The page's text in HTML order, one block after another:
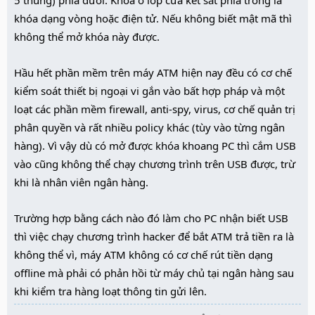
1/ Mò lỗ nào cắm USB vô cây POS ATM, lỗ nào khớp là chuẩn.
2/ Autorun hoặc exploit autorun sẽ tự setup connection 3G đã
thiết lập sẵn, cấu hình máy yếu nên mất từ 2,30 phút đến 4 phút.
backdoor nhỏ sẽ gọi lên host lấy full files backdoor về.
4/ Con small virus sẽ close firewall, con backdoor chính sau khi
lấy về qua internet 3G sẽ được cài đặt và gửi active connection
về host server
5/ Host server nhận tín hiệu OK, report ...
6/ Con backdoor chính sẽ inject và 1 session bất kỳ nào đang
chạy hoặc sẽ tự remove login password.
7/ Sau khi chiếm quyền thành công 1 cây POS ... sẽ bắt đầu
8/ Scan xong sẽ ra 1 bầy windows XP ... thử từng cái exploit
Netapi hay Spools để exploit các cây còn lại ...
9/ Nếu thích sniff thông qua remote của Backdoor , bạn có thể gửi
kèm các phần mềm sniff , ... nên tránh giờ hành chính ra ... vì
bạn sẽ không muốn người đi rút tiền thấy bạn đang chơi game xếp
bài trên cây ATM.
10/ sau khi chiếm thành công toàn bộ cây ATM, bạn có thể thiết
khóa dạng vòng hoặc điện tử. Nếu không biết mật mã thì
không thể mở khóa này được.
Hầu hết phần mềm trên máy ATM hiện nay đều có cơ chế
kiểm soát thiết bị ngoại vi gắn vào bất hợp pháp và một
loạt các phần mềm firewall, anti-spy, virus, cơ chế quản trị
phân quyền và rất nhiều policy khác (tùy vào từng ngân
hàng). Vì vậy dù có mở được khóa khoang PC thì cắm USB
vào cũng không thể chạy chương trình trên USB được, trừ
khi là nhân viên ngân hàng.
Trường hợp bằng cách nào đó làm cho PC nhận biết USB
thì việc chạy chương trình hacker để bắt ATM trả tiền ra là
không thể vì, máy ATM không có cơ chế rút tiền dạng
offline mà phải có phản hồi từ máy chủ tại ngân hàng sau
khi kiểm tra hàng loạt thông tin gửi lên.